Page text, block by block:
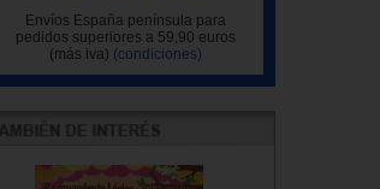
Envíos España península para
pedidos superiores a 59,90 euros
(más iva) (condiciones)